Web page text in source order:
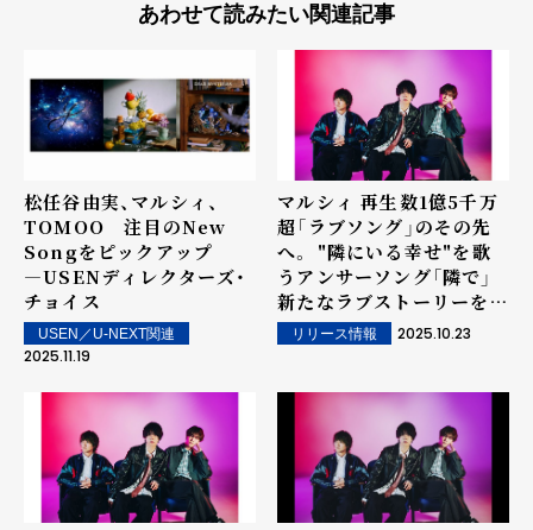
あわせて読みたい関連記事
松任谷由実、マルシィ、
TOMOO 注目のNew
Songをピックアップ
―USENディレクターズ・
チョイス
USEN／U-NEXT関連
2025.11.19
マルシィ 再生数1億5千万
超「ラブソング」のその先
へ。 "隣にいる幸せ"を歌
うアンサーソング「隣で」
新たなラブストーリーを描
くMusic Video公開！
リリース情報 2025.10.23